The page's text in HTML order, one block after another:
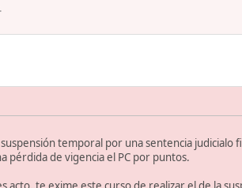
temporal por una sentencia judicialo
pérdida de vigencia el PC por puntos.